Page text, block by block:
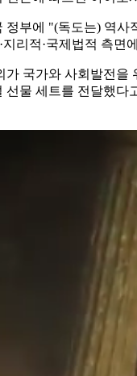
부에 "(독도는) 역
리적·국제법적 측
국가와 사회발전
선물 세트를 전달했